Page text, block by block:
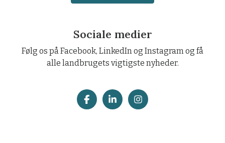
Sociale medier
Følg os på Facebook, LinkedIn og Instagram og få
alle landbrugets vigtigste nyheder.